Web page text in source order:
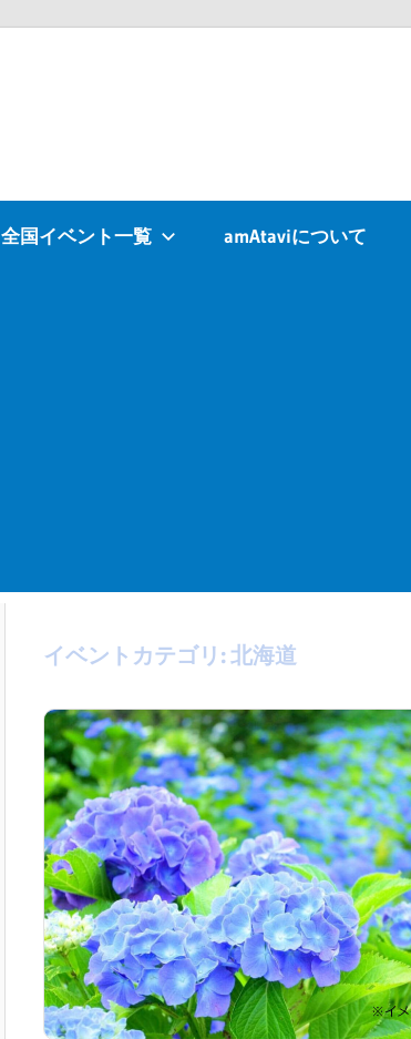
全国イベント一覧 amAtaviについて
イベントカテゴリ:北海道